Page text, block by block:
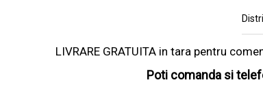
LIVRARE GRATUITA in tara pentru
Poti comanda si